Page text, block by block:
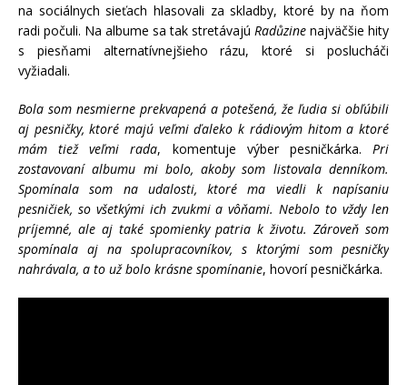
na sociálnych sieťach hlasovali za skladby, ktoré by na ňom
radi počuli. Na albume sa tak stretávajú Radůzine najväčšie hity
s piesňami alternatívnejšieho rázu, ktoré si poslucháči
vyžiadali.
Bola som nesmierne prekvapená a potešená, že ľudia si obľúbili
aj pesničky, ktoré majú veľmi ďaleko k rádiovým hitom a ktoré
mám tiež veľmi rada, komentuje výber pesničkárka. Pri
zostavovaní albumu mi bolo, akoby som listovala denníkom.
Spomínala som na udalosti, ktoré ma viedli k napísaniu
pesničiek, so všetkými ich zvukmi a vôňami. Nebolo to vždy len
príjemné, ale aj také spomienky patria k životu. Zároveň som
spomínala aj na spolupracovníkov, s ktorými som pesničky
nahrávala, a to už bolo krásne spomínanie, hovorí pesničkárka.